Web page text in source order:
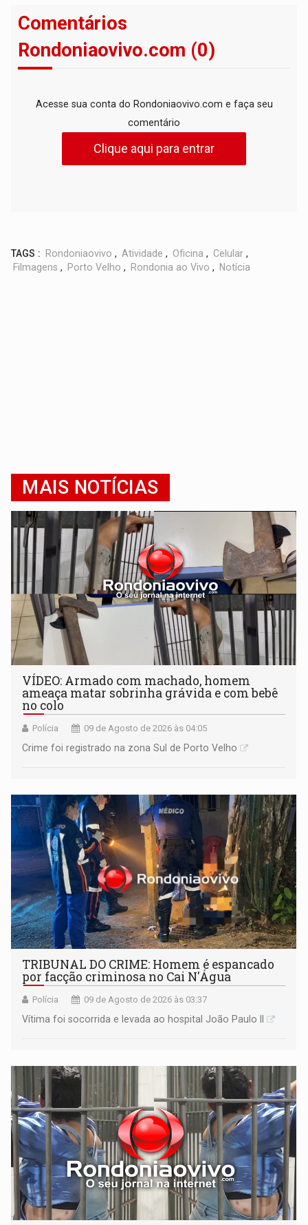
Comentários
Rondoniaovivo.com (0)
Acesse sua conta do Rondoniaovivo.com e faça seu
comentário
Clique aqui para entrar
TAGS : Rondoniaovivo , Atividade , Oficina , Celular ,
Filmagens , Porto Velho , Rondonia ao Vivo , Notícia
MAIS NOTÍCIAS
VÍDEO: Armado com machado, homem
ameaça matar sobrinha grávida e com bebê
no colo
Polícia 09 de Agosto de 2026 às 04:05
Crime foi registrado na zona Sul de Porto Velho
TRIBUNAL DO CRIME: Homem é espancado
por facção criminosa no Cai N'Água
Polícia 09 de Agosto de 2026 às 03:37
Vítima foi socorrida e levada ao hospital João Paulo II